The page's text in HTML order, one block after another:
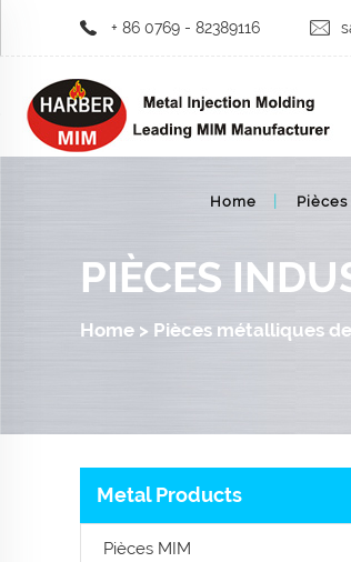
+ 86 0769 - 82389116
Home
PIÈCES
Home > Pièces métalliques
Metal Products
Pièces MIM